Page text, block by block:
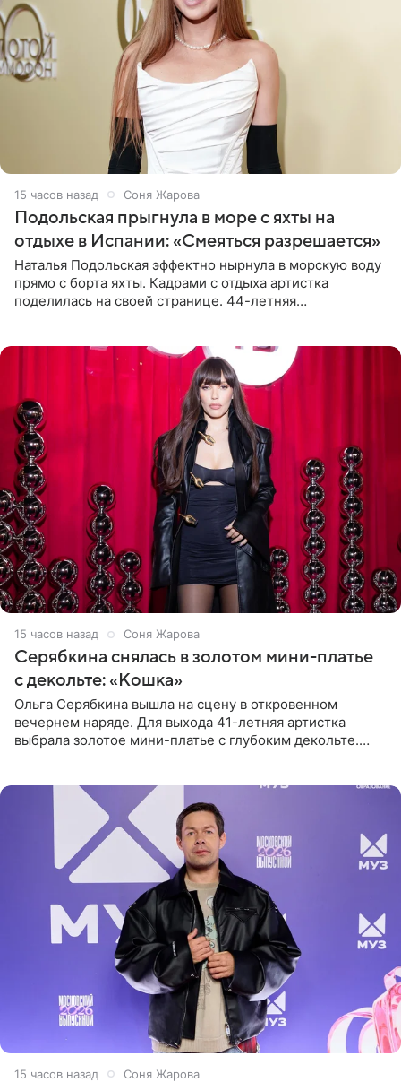
15 часов назад Соня Жарова
Подольская прыгнула в море с яхты на
отдыхе в Испании: «Смеяться разрешается»
Наталья Подольская эффектно нырнула в морскую воду
прямо с борта яхты. Кадрами с отдыха артистка
поделилась на своей странице. 44-летняя
15 часов назад Соня Жарова
Серябкина снялась в золотом мини-платье
с декольте: «Кошка»
Ольга Серябкина вышла на сцену в откровенном
вечернем наряде. Для выхода 41-летняя артистка
выбрала золотое мини-платье с глубоким декольте.
15 часов назад Соня Жарова